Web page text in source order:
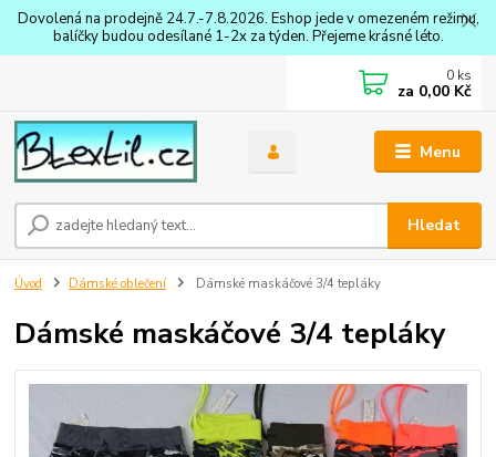
Dovolená na prodejně 24.7.-7.8.2026. Eshop jede v omezeném režimu,
balíčky budou odesílané 1-2x za týden. Přejeme krásné léto.
Menu
Hledat
0 ks
za 0,00 Kč
Úvod Dámské oblečení Dámské maskáčové 3/4 tepláky
Dámské maskáčové 3/4 tepláky